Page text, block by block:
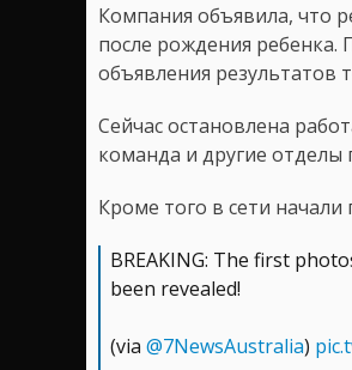
Компания объявила, что
после рождения
объявления результатов
Сейчас остановлена
команда и другие
Кроме того в сети начали
BREAKING: The first
been revealed!
(via @7NewsAustralia)